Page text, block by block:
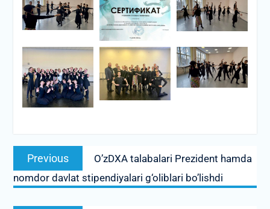
Post
menyusi
Previous
Previous
post:
O’zDXA talabalari Prezident hamda
nomdor davlat stipendiyalari g‘oliblari bo’lishdi